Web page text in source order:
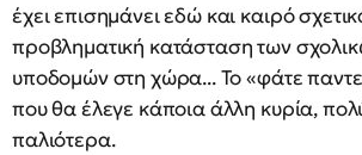
έχει επισημάνει εδώ και καιρό
προβληματική κατάσταση των
υποδομών στη χώρα... Το «φάτε
που θα έλεγε κάποια άλλη κυρία,
παλιότερα.